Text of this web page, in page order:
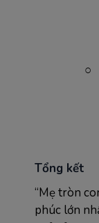
○
Tổng kết
“Mẹ tròn
phúc lớn